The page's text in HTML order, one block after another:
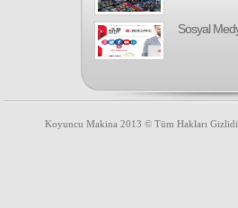
Sosyal
Koyuncu Makina 2013 © Tüm Hakları